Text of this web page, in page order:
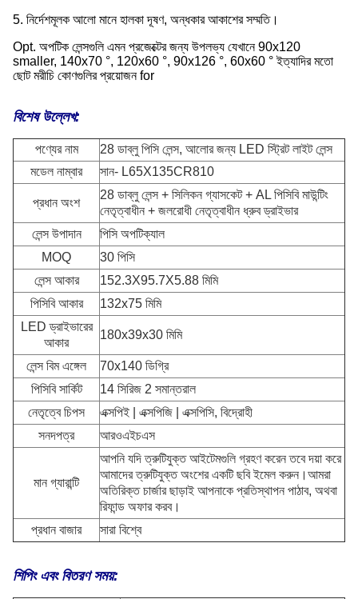
5. নির্দেশমূলক আলো মানে হালকা দূষণ, অন্ধকার আকাশের সম্মতি।
Opt. অপটিক লেন্সগুলি এমন প্রজেক্টের জন্য উপলভ্য যেখানে 90x120
smaller, 140x70 °, 120x60 °, 90x126 °, 60x60 ° ইত্যাদির মতো
ছোট মরীচি কোণগুলির প্রয়োজন for
বিশেষ উল্লেখ:
পণ্যের নাম
28 ডাব্লু পিসি লেন্স, আলোর জন্য LED স্ট্রিট লাইট লেন্স
মডেল নাম্বার
সান- L65X135CR810
প্রধান অংশ
28 ডাব্লু লেন্স + সিলিকন গ্যাসকেট + AL পিসিবি মাউন্টিং
নেতৃত্বাধীন + জলরোধী নেতৃত্বাধীন ধ্রুব ড্রাইভার
লেন্স উপাদান
পিসি অপটিক্যাল
MOQ
30 পিসি
লেন্স আকার
152.3X95.7X5.88 মিমি
পিসিবি আকার
132x75 মিমি
LED ড্রাইভারের
আকার
180x39x30 মিমি
লেন্স বিম এঙ্গেল
70x140 ডিগ্রি
পিসিবি সার্কিট
14 সিরিজ 2 সমান্তরাল
নেতৃত্বে চিপস
এক্সপিই | এক্সপিজি | এক্সপিসি, বিদ্রোহী
সনদপত্র
আরওএইচএস
মান গ্যারান্টি
আপনি যদি ত্রুটিযুক্ত আইটেমগুলি গ্রহণ করেন তবে দয়া করে
আমাদের ত্রুটিযুক্ত অংশের একটি ছবি ইমেল করুন।আমরা
অতিরিক্ত চার্জার ছাড়াই আপনাকে প্রতিস্থাপন পাঠাব, অথবা
রিফান্ড অফার করব।
প্রধান বাজার
সারা বিশ্বে
শিপিং এবং বিতরণ সময়: